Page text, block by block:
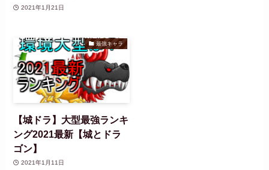
2021年1月21日
最強キャラ
【城ドラ】大型最強ランキ
ング2021最新【城とドラ
ゴン】
2021年1月11日